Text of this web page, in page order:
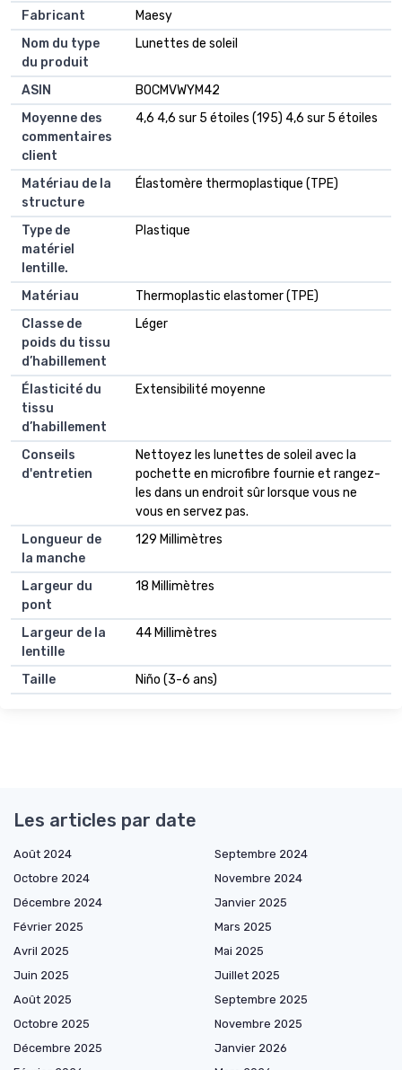
Fabricant
Maesy
Nom du type
du produit
Lunettes de soleil
ASIN
B0CMVWYM42
Moyenne des
commentaires
client
4,6 4,6 sur 5 étoiles (195) 4,6 sur 5 étoiles
Matériau de la
structure
Élastomère thermoplastique (TPE)
Type de
matériel
lentille.
Plastique
Matériau
Thermoplastic elastomer (TPE)
Classe de
poids du tissu
d’habillement
Léger
Élasticité du
tissu
d’habillement
Extensibilité moyenne
Conseils
d'entretien
Nettoyez les lunettes de soleil avec la
pochette en microfibre fournie et rangez-
les dans un endroit sûr lorsque vous ne
vous en servez pas.
Longueur de
la manche
129 Millimètres
Largeur du
pont
18 Millimètres
Largeur de la
lentille
44 Millimètres
Taille Niño (3-6 ans)
Les articles par date
Août 2024
Septembre 2024
Octobre 2024
Novembre 2024
Décembre 2024
Janvier 2025
Février 2025
Mars 2025
Avril 2025
Mai 2025
Juin 2025
Juillet 2025
Août 2025
Septembre 2025
Octobre 2025
Novembre 2025
Décembre 2025
Janvier 2026